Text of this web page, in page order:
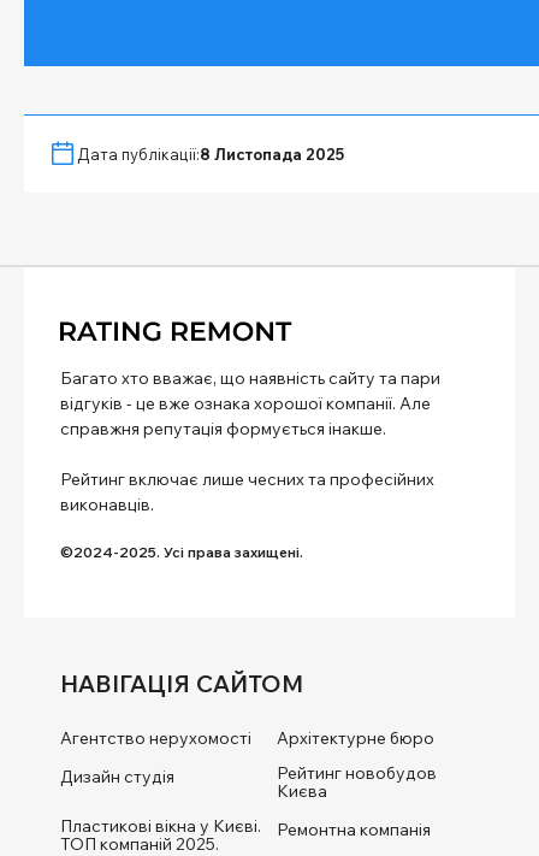
Дата публікації:8 Листопада 2025
Багато хто вважає, що наявність сайту та пари
відгуків - це вже ознака хорошої компанії. Але
справжня репутація формується інакше.
Рейтинг включає лише чесних та професійних
виконавців.
©2024-2025. Усі права захищені.
НАВІГАЦІЯ САЙТОМ
Агентство нерухомості
Архітектурне бюро
Дизайн студія
Рейтинг новобудов
Києва
Пластикові вікна у Києві.
ТОП компаній 2025.
Ремонтна компанія